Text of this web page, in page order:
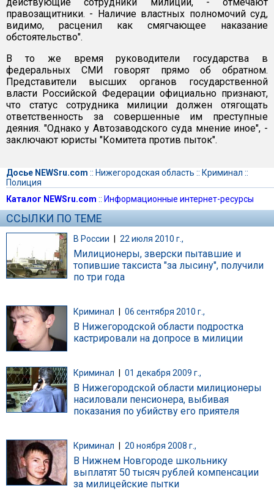
правозащитники. - Наличие властных полномочий суд,
видимо, расценил как смягчающее наказание
обстоятельство".
В то же время руководители государства в
федеральных СМИ говорят прямо об обратном.
Представители высших органов государственной
власти Российской Федерации официально признают,
что статус сотрудника милиции должен отягощать
ответственность за совершенные им преступные
деяния. "Однако у Автозаводского суда мнение иное", -
заключают юристы "Комитета против пыток".
Досье NEWSru.com :: Нижегородская область :: Криминал ::
Полиция
Каталог NEWSru.com :: Информационные интернет-ресурсы
ССЫЛКИ ПО ТЕМЕ
В России | 22 июля 2010 г.,
Милиционеры, зверски пытавшие и
топившие таксиста "за лысину", получили
по три года
Криминал 06 сентября 2010 г.,
В Нижегородской области подростка
кастрировали на допросе в милиции
Криминал 01 декабря 2009 г.,
В Нижегородской области милиционеры
насиловали пенсионера, выбивая
показания по убийству его приятеля
Криминал 20 ноября 2008 г.,
В Нижнем Новгороде школьнику
выплатят 50 тысяч рублей компенсации
за милицейские пытки